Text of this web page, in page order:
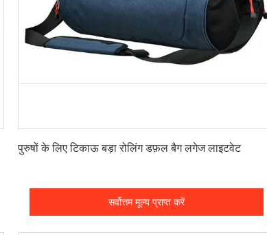
पुरुषों के लिए टिकाऊ बड़ा रोलिंग डफ़ल बैग लगेज लाइटवेट
सर्वोत्तम मूल्य प्राप्त करें